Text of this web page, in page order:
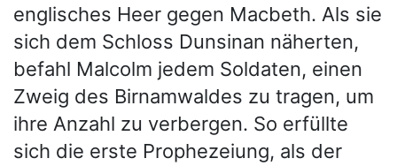
englisches Heer gegen Macbeth. Als sie
sich dem Schloss Dunsinan näherten,
befahl Malcolm jedem Soldaten, einen
Zweig des Birnamwaldes zu tragen, um
ihre Anzahl zu verbergen. So erfüllte
sich die erste Prophezeiung, als der